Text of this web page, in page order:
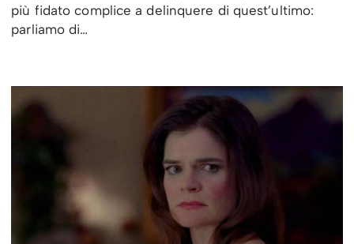
più fidato complice a delinquere di quest’ultimo:
parliamo di…